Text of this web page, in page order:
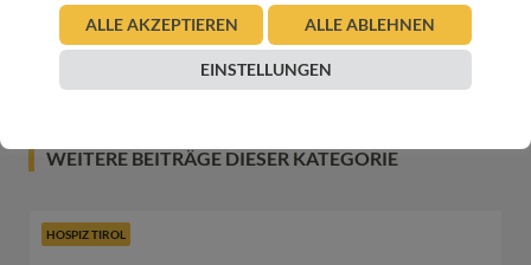
SPENDEN
WEITERE BEITRÄGE DIESER KATEGORIE
HOSPIZ TIROL
ALLE AKZEPTIEREN ALLE ABLEHNEN
EINSTELLUNGEN